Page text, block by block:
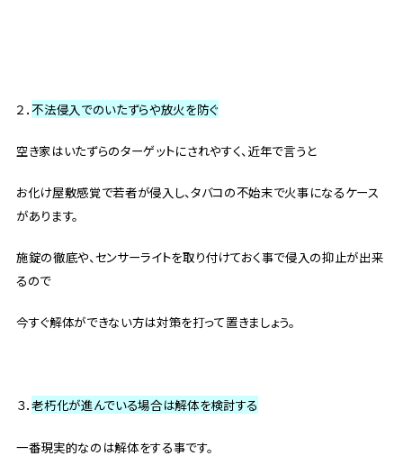
２．不法侵入でのいたずらや放火を防ぐ
空き家はいたずらのターゲットにされやすく、近年で言うと
お化け屋敷感覚で若者が侵入し、タバコの不始末で火事になるケース
があります。
施錠の徹底や、センサーライトを取り付けておく事で侵入の抑止が出来
るので
今すぐ解体ができない方は対策を打って置きましょう。
３．老朽化が進んでいる場合は解体を検討する
一番現実的なのは解体をする事です。